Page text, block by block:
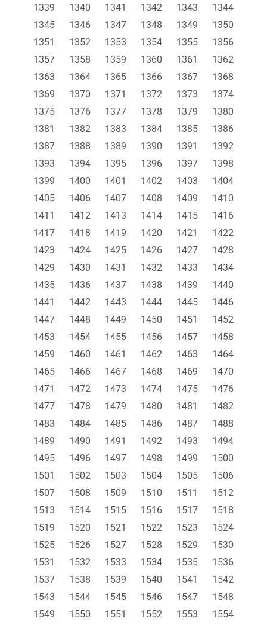
1339
1340 1341 1342 1343
1344
1345
1346 1347 1348 1349
1350
1351
1352 1353 1354 1355
1356
1357
1358 1359 1360 1361
1362
1363
1364 1365 1366 1367
1368
1369
1370 1371 1372 1373
1374
1375
1376 1377 1378 1379
1380
1381
1382 1383 1384 1385
1386
1387
1388 1389 1390 1391
1392
1393
1394 1395 1396 1397
1398
1399
1400 1401 1402 1403
1404
1405
1406 1407 1408 1409
1410
1411
1412 1413 1414 1415
1416
1417
1418 1419 1420 1421
1422
1423
1424 1425 1426 1427
1428
1429
1430 1431 1432 1433
1434
1435
1436 1437 1438 1439
1440
1441
1442 1443 1444 1445
1446
1447
1448 1449 1450 1451
1452
1453
1454 1455 1456 1457
1458
1459
1460 1461 1462 1463
1464
1465
1466 1467 1468 1469
1470
1471
1472 1473 1474 1475
1476
1477
1478 1479 1480 1481
1482
1483
1484 1485 1486 1487
1488
1489
1490 1491 1492 1493
1494
1495
1496 1497 1498 1499
1500
1501
1502 1503 1504 1505
1506
1507
1508 1509 1510 1511
1512
1513
1514 1515 1516 1517
1518
1519
1520 1521 1522 1523
1524
1525
1526 1527 1528 1529
1530
1531
1532 1533 1534 1535
1536
1537
1538 1539 1540 1541
1542
1543
1544 1545 1546 1547
1548
1549
1550 1551 1552 1553
1554